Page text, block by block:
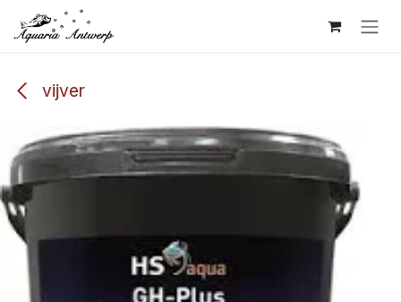
Overslaan naar inhoud
vijver